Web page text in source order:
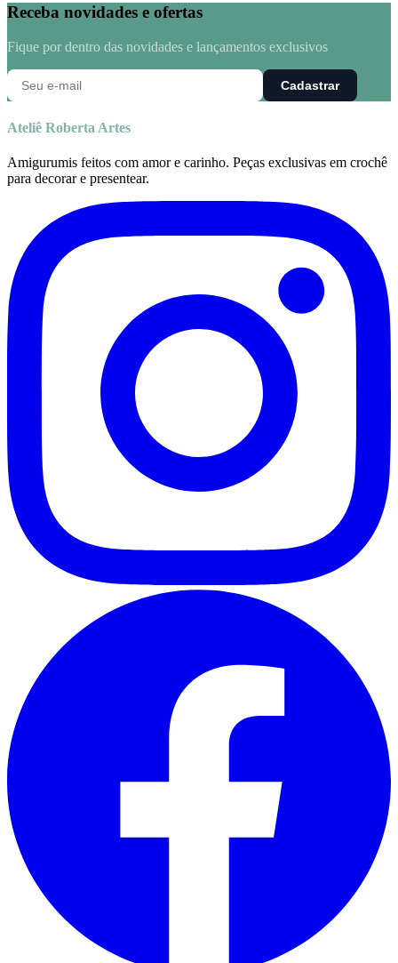
Receba novidades e ofertas
Fique por dentro das novidades e lançamentos exclusivos
Cadastrar
Ateliê Roberta Artes
Amigurumis feitos com amor e carinho. Peças exclusivas em crochê
para decorar e presentear.